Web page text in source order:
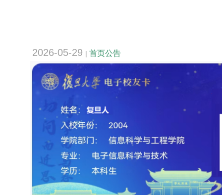
2026-05-29 首页公告